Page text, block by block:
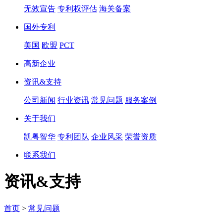
无效宣告 专利权评估 海关备案
国外专利
美国 欧盟 PCT
高新企业
资讯&支持
公司新闻 行业资讯 常见问题 服务案例
关于我们
凯粤智华 专利团队 企业风采 荣誉资质
联系我们
资讯&支持
首页 > 常见问题